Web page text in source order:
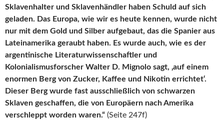
Sklavenhalter und Sklavenhändler haben Schuld auf sich
geladen. Das Europa, wie wir es heute kennen, wurde nicht
nur mit dem Gold und Silber aufgebaut, das die Spanier aus
Lateinamerika geraubt haben. Es wurde auch, wie es der
argentinische Literaturwissenschaftler und
Kolonialismusforscher Walter D. Mignolo sagt, ‚auf einem
enormen Berg von Zucker, Kaffee und Nikotin errichtet‘.
Dieser Berg wurde fast ausschließlich von schwarzen
Sklaven geschaffen, die von Europäern nach Amerika
verschleppt worden waren.“ (Seite 247f)